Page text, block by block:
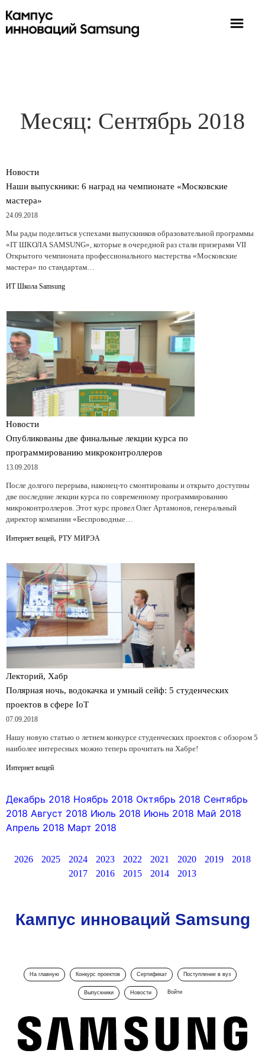
Месяц: Сентябрь 2018
Новости
Наши выпускники: 6 наград на чемпионате «Московские
мастера»
24.09.2018
Мы рады поделиться успехами выпускников образовательной программы
«IT ШКОЛА SAMSUNG», которые в очередной раз стали призерами VII
Открытого чемпионата профессионального мастерства «Московские
мастера» по стандартам…
ИТ Школа Samsung
Новости
Опубликованы две финальные лекции курса по
программированию микроконтроллеров
13.09.2018
После долгого перерыва, наконец-то смонтированы и открыто доступны
две последние лекции курса по современному программированию
микроконтроллеров. Этот курс провел Олег Артамонов, генеральный
директор компании «Беспроводные…
Интернет вещей, РТУ МИРЭА
Лекторий, Хабр
Полярная ночь, водокачка и умный сейф: 5 студенческих
проектов в сфере IoT
07.09.2018
Нашу новую статью о летнем конкурсе студенческих проектов с обзором 5
наиболее интересных можно теперь прочитать на Хабре!
Интернет вещей
Декабрь 2018 Ноябрь 2018 Октябрь 2018 Сентябрь
2018 Август 2018 Июль 2018 Июнь 2018 Май 2018
Апрель 2018 Март 2018
2026 2025 2024 2023 2022 2021 2020 2019
2018
2017
2016 2015 2014 2013
Кампус инноваций Samsung
На главную Конкурс проектов Сертификат Поступление в вуз
Выпускники Новости Войти